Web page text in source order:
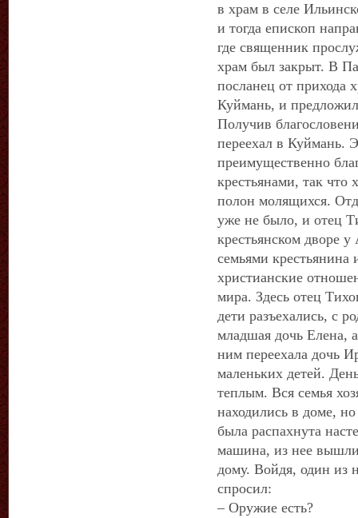
в храм в селе
и тогда епископ
где священник
храм был закрыт. В
посланец от прихода
Куймань, и
Получив
переехал в Куймань.
преимущественно
крестьянами, так что
полон молящихся.
уже не было, и отец
крестьянском дворе
семьями
христианские
мира. Здесь отец
дети разъехались, с
младшая дочь Елена,
ним переехала дочь
маленьких детей.
теплым. Вся семья
находились в доме,
была распахнута
машина, из нее
дому. Войдя, один из
спросил:
– Оружие есть?